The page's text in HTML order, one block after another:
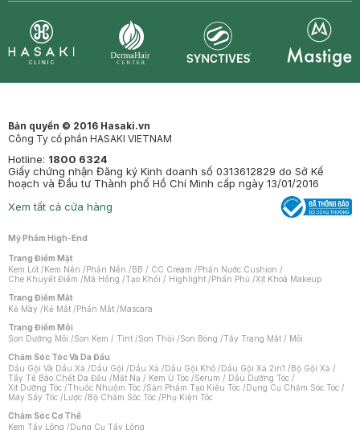
Bản quyền © 2016 Hasaki.vn
Công Ty cổ phần HASAKI VIETNAM
Hotline: 1800 6324
Giấy chứng nhận Đăng ký Kinh doanh số 0313612829 do Sở Kế
hoạch và Đầu tư Thành phố Hồ Chí Minh cấp ngày 13/01/2016
Xem tất cả cửa hàng
Mỹ Phẩm High-End
Trang Điểm Mặt
Kem Lót /Kem Nền /Phấn Nền /BB / CC Cream /Phấn Nước Cushion /
Che Khuyết Điểm /Má Hồng /Tạo Khối / Highlight /Phấn Phủ /Xịt Khoá Makeup
Trang Điểm Mắt
Kẻ Mày /Kẻ Mắt /Phấn Mắt /Mascara
Trang Điểm Môi
Son Dưỡng Môi /Son Kem / Tint /Son Thỏi /Son Bóng /Tẩy Trang Mắt / Môi
Chăm Sóc Tóc Và Da Đầu
Dầu Gội Và Dầu Xả /Dầu Gội /Dầu Xả /Dầu Gội Khô /Dầu Gội Xả 2in1 /Bộ Gội Xả /
Tẩy Tế Bào Chết Da Đầu /Mặt Nạ / Kem Ủ Tóc /Serum / Dầu Dưỡng Tóc /
Xịt Dưỡng Tóc /Thuốc Nhuộm Tóc /Sản Phẩm Tạo Kiểu Tóc /Dụng Cụ Chăm Sóc Tóc /
Máy Sấy Tóc /Lược /Bộ Chăm Sóc Tóc /Phụ Kiện Tóc
Chăm Sóc Cơ Thể
Kem Tẩy Lông /Dụng Cụ Tẩy Lông